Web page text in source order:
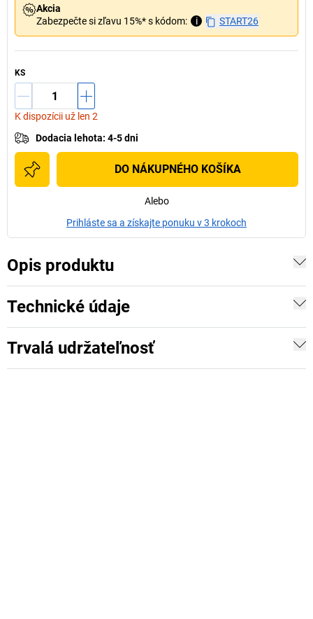
Akcia
Zabezpečte si zľavu 15%* s kódom:
i START26
KS
K dispozícii už len 2
Dodacia lehota: 4-5 dni
DO NÁKUPNÉHO KOŠÍKA
Alebo
Prihláste sa a získajte ponuku v 3 krokoch
Opis produktu
Technické údaje
Trvalá udržateľnosť